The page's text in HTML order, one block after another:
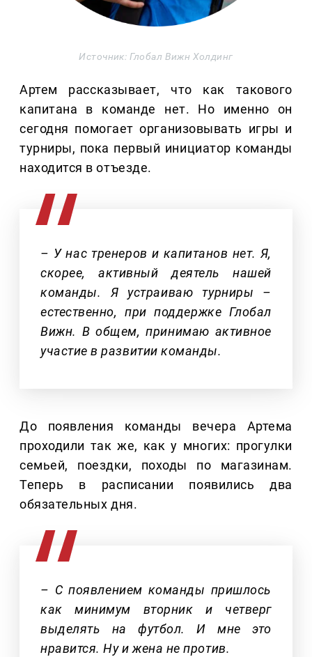
Источник: Глобал Вижн Холдинг
Артем рассказывает, что как такового
капитана в команде нет. Но именно он
сегодня помогает организовывать игры и
турниры, пока первый инициатор команды
находится в отъезде.
– У нас тренеров и капитанов нет. Я,
скорее, активный деятель нашей
команды. Я устраиваю турниры –
естественно, при поддержке Глобал
Вижн. В общем, принимаю активное
участие в развитии команды.
До появления команды вечера Артема
проходили так же, как у многих: прогулки
семьей, поездки, походы по магазинам.
Теперь в расписании появились два
обязательных дня.
– С появлением команды пришлось
как минимум вторник и четверг
выделять на футбол. И мне это
нравится. Ну и жена не против.